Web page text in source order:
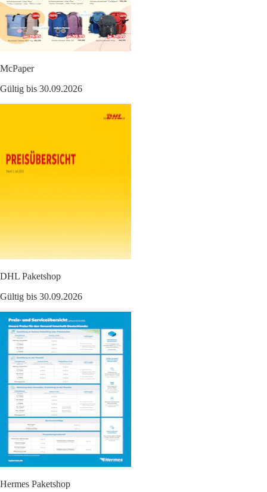
McPaper
Gültig bis 30.09.2026
DHL Paketshop
Gültig bis 30.09.2026
Hermes Paketshop